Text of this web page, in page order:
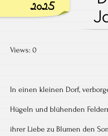
2025
Views: 0
In einen kleinen Dorf,
Hügeln und blühenden
ihrer Liebe zu Blumen den